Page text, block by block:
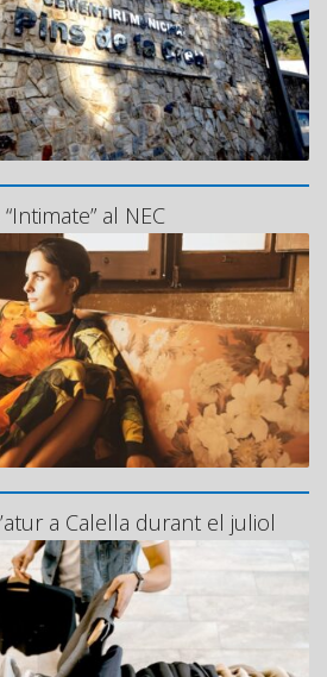
al NEC
a Calella durant el juliol